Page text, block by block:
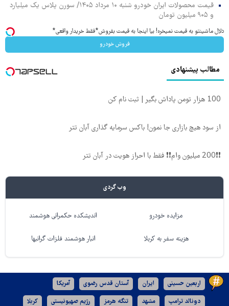
قیمت محصولات ایران خودرو شنبه ۱۰ مرداد ۱۴۰۵/ سورن پلاس یک میلیارد
و ۹۰۵ میلیون تومان
دلال ماشینتو به قیمت نمیخره! بیا اینجا به قیمت بفروش*فقط خریدار واقعی*
فروش خودرو
مطالب پیشنهادی
100 هزار تومن پاداش بگیر | ثبت نام کن
از سود هیچ بازاری جا نمون! باکس سرمایه گذاری آبان تتر
❗❗200 میلیون وام❗❗ فقط با احراز هویت در آبان تتر
وب گردی
مزایده خودرو اندیشکده حکمرانی هوشمند
هزینه سفر به کربلا انبار هوشمند فلزات گرانبها
اربعین حسینی ایران آستان قدس رضوی آمریکا
دونالد ترامپ مشهد تنگه هرمز رژیم صهیونیستی کربلا